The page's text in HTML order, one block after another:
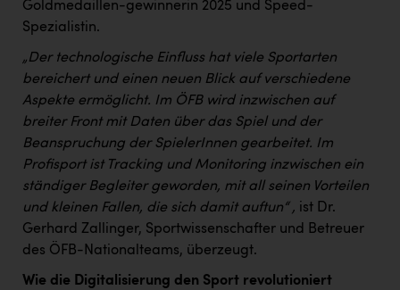
Goldmedaillen-gewinnerin 2025 und Speed-
Spezialistin.
„Der technologische Einfluss hat viele Sportarten
bereichert und einen neuen Blick auf verschiedene
Aspekte ermöglicht. Im ÖFB wird inzwischen auf
breiter Front mit Daten über das Spiel und der
Beanspruchung der SpielerInnen gearbeitet. Im
Profisport ist Tracking und Monitoring inzwischen ein
ständiger Begleiter geworden, mit all seinen Vorteilen
und kleinen Fallen, die sich damit auftun“ , ist Dr.
Gerhard Zallinger, Sportwissenschafter und Betreuer
des ÖFB-Nationalteams, überzeugt.
Wie die Digitalisierung den Sport revolutioniert